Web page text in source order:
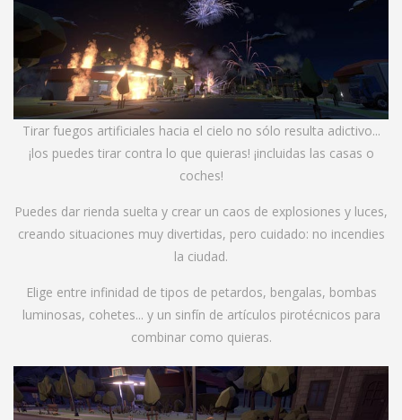
Tirar fuegos artificiales hacia el cielo no sólo resulta adictivo...
¡los puedes tirar contra lo que quieras! ¡incluidas las casas o
coches!
Puedes dar rienda suelta y crear un caos de explosiones y luces,
creando situaciones muy divertidas, pero cuidado: no incendies
la ciudad.
Elige entre infinidad de tipos de petardos, bengalas, bombas
luminosas, cohetes... y un sinfín de artículos pirotécnicos para
combinar como quieras.